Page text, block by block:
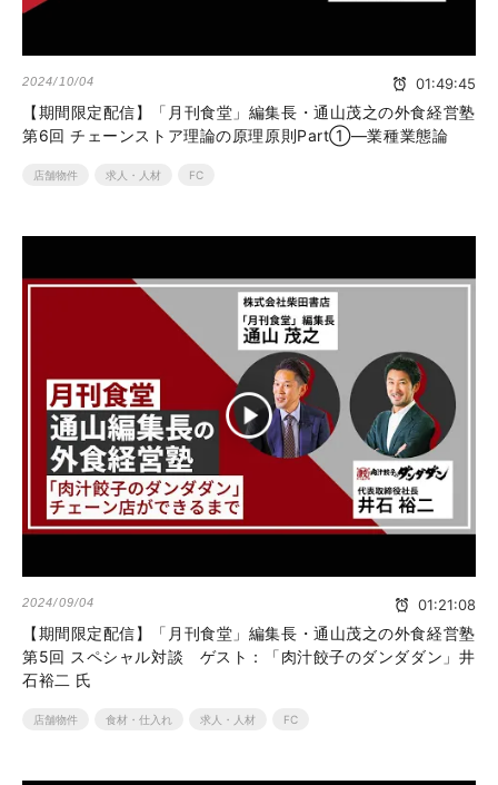
2024/10/04 01:49:45
【期間限定配信】「月刊食堂」編集長・通山茂之の外食経営塾
第6回 チェーンストア理論の原理原則Part①―業種業態論
店舗物件 求人・人材 FC
2024/09/04 01:21:08
【期間限定配信】「月刊食堂」編集長・通山茂之の外食経営塾
第5回 スペシャル対談 ゲスト：「肉汁餃子のダンダダン」井
石裕二 氏
店舗物件 食材・仕入れ 求人・人材 FC